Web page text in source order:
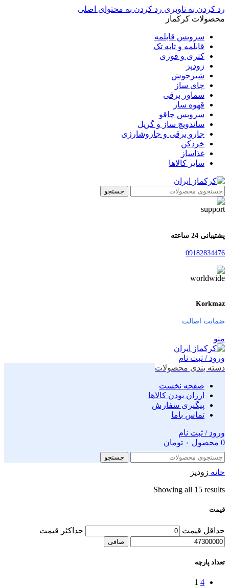
رد کردن به ناوبری رد کردن به محتوای اصلی
محصولات کرکماز
سرویس قابلمه
قابلمه و تابه تک
کتری و قوری
زودپز
شیرجوش
چای ساز
سماور برقی
قهوه ساز
سرویس چاقو
ساندویچ ساز و گریل
جارو برقی و جاروشارژی
خردکن
غذاساز
سایر کالاها
جستجو
پشتیبانی 24 ساعته
09182834476
Korkmaz
ضمانت اصالت
منو
ورود / ثبت نام
دسته بندی محصولات
صفحه نخست
ارزان بودن کالاها
پیگیری سفارش
تماس باما
ورود / ثبت نام
0 محصول ۰ تومان
جستجو
خانه زودپز
Showing all 15 results
قیمت
حداقل قیمت حداكثر قيمت
صافی
تعداد پارچه
4
1